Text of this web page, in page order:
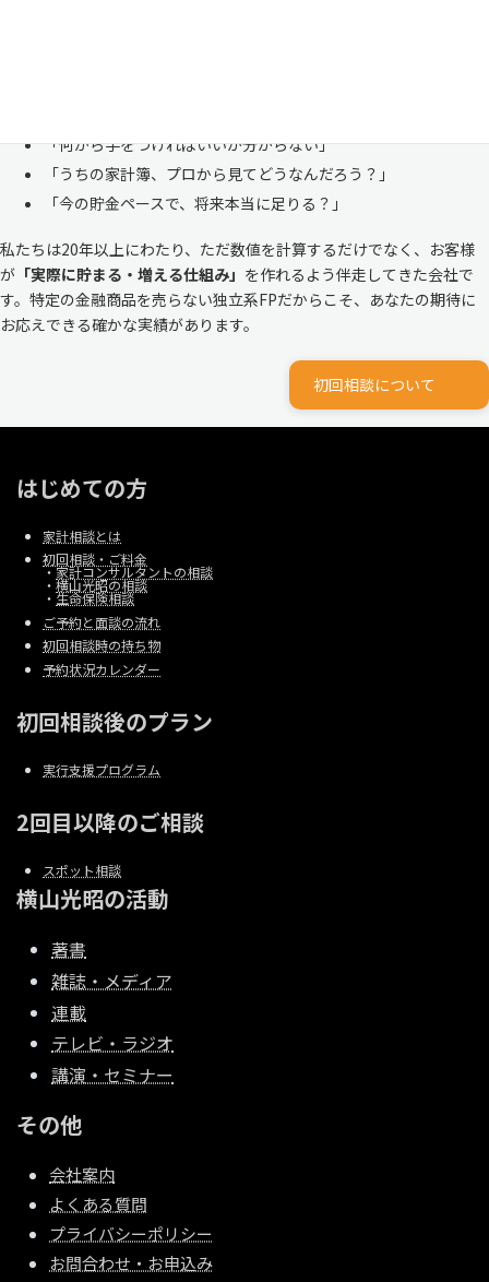
「何から手をつければいいか分からない」
「うちの家計簿、プロから見てどうなんだろう？」
「今の貯金ペースで、将来本当に足りる？」
私たちは20年以上にわたり、ただ数値を計算するだけでなく、お客様
が 「実際に貯まる・増える仕組み」 を作れるよう伴走してきた会社で
す。特定の金融商品を売らない独立系FPだからこそ、あなたの期待に
お応えできる確かな実績があります。
初回相談について
はじめての方
家計相談とは
初回相談・ご料金
・家計コンサルタントの相談
・ 横山光昭の相談
・ 生命保険相談
ご予約と面談の流れ
初回相談時の持ち物
予約状況カレンダー
初回相談後のプラン
実行支援プログラム
2回目以降のご相談
スポット相談
横山光昭の活動
著書
雑誌・メディア
連載
テレビ・ラジオ
講演・セミナー
その他
会社案内
よくある質問
プライバシーポリシー
お問合わせ・お申込み